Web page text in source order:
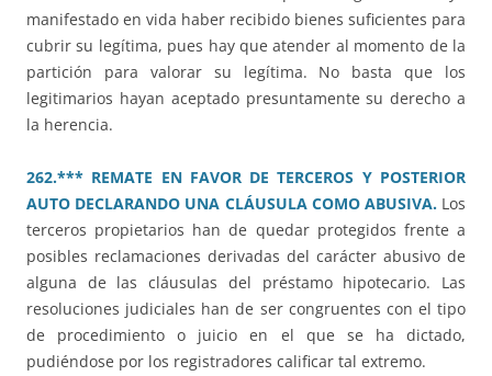
manifestado en vida haber recibido bienes suficientes para
cubrir su legítima, pues hay que atender al momento de la
partición para valorar su legítima. No basta que los
legitimarios hayan aceptado presuntamente su derecho a
la herencia.
262.*** REMATE EN FAVOR DE TERCEROS Y POSTERIOR
AUTO DECLARANDO UNA CLÁUSULA COMO ABUSIVA. Los
terceros propietarios han de quedar protegidos frente a
posibles reclamaciones derivadas del carácter abusivo de
alguna de las cláusulas del préstamo hipotecario. Las
resoluciones judiciales han de ser congruentes con el tipo
de procedimiento o juicio en el que se ha dictado,
pudiéndose por los registradores calificar tal extremo.